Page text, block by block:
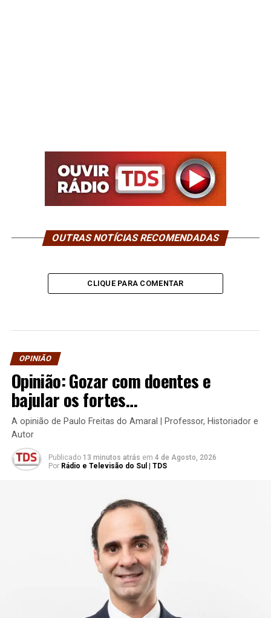
OUTRAS NOTÍCIAS RECOMENDADAS
CLIQUE PARA COMENTAR
OPINIÃO
Opinião: Gozar com doentes e
bajular os fortes…
A opinião de Paulo Freitas do Amaral | Professor, Historiador e
Autor
Publicado 13 minutos atrás em 4 de Agosto, 2026
Por Rádio e Televisão do Sul | TDS